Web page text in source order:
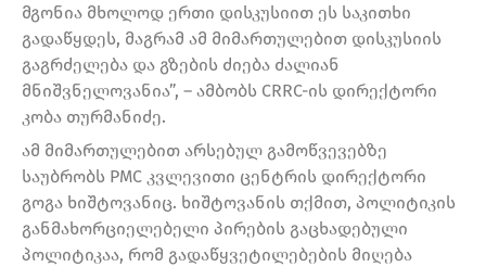
მგონია მხოლოდ ერთი დისკუსიით ეს საკითხი
გადაწყდეს, მაგრამ ამ მიმართულებით დისკუსიის
გაგრძელება და გზების ძიება ძალიან
მნიშვნელოვანია”, – ამბობს CRRC-ის დირექტორი
კობა თურმანიძე.
ამ მიმართულებით არსებულ გამოწვევებზე
საუბრობს PMC კვლევითი ცენტრის დირექტორი
გოგა ხიშტოვანიც. ხიშტოვანის თქმით, პოლიტიკის
განმახორციელებელი პირების გაცხადებული
პოლიტიკაა, რომ გადაწყვეტილებების მიღება